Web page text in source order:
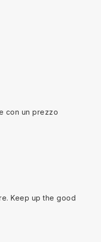
con un prezzo
Keep up the good